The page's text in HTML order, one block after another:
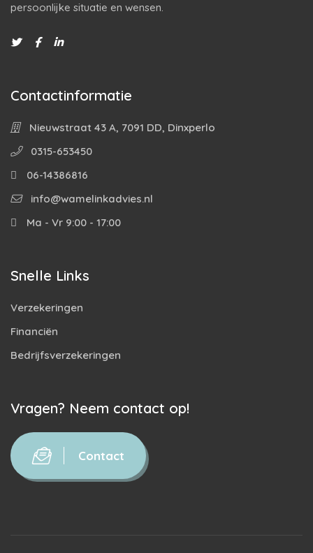
persoonlijke situatie en wensen.
Contactinformatie
Nieuwstraat 43 A, 7091 DD, Dinxperlo
0315-653450
06-14386816
info@wamelinkadvies.nl
Ma - Vr 9:00 - 17:00
Snelle Links
Verzekeringen
Financiën
Bedrijfsverzekeringen
Vragen? Neem contact op!
Contact